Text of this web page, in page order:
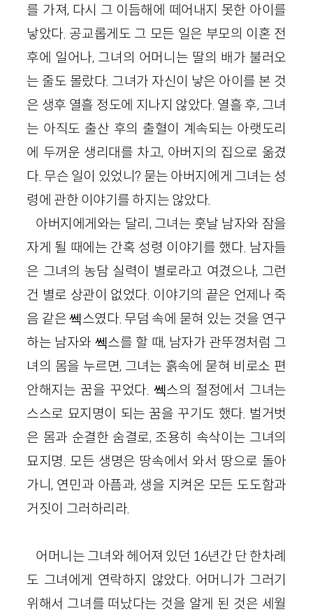
를 가져, 다시 그 이듬해에 떼어내지 못한 아이를
낳았다. 공교롭게도 그 모든 일은 부모의 이혼 전
후에 일어나, 그녀의 어머니는 딸의 배가 불러오
는 줄도 몰랐다. 그녀가 자신이 낳은 아이를 본 것
은 생후 열흘 정도에 지나지 않았다. 열흘 후, 그녀
는 아직도 출산 후의 출혈이 계속되는 아랫도리
에 두꺼운 생리대를 차고, 아버지의 집으로 옮겼
다. 무슨 일이 있었니? 묻는 아버지에게 그녀는 성
령에 관한 이야기를 하지는 않았다.
아버지에게와는 달리, 그녀는 훗날 남자와 잠을
자게 될 때에는 간혹 성령 이야기를 했다. 남자들
은 그녀의 농담 실력이 별로라고 여겼으나, 그런
건 별로 상관이 없었다. 이야기의 끝은 언제나 죽
음 같은 쎅스였다. 무덤 속에 묻혀 있는 것을 연구
하는 남자와 쎅스를 할 때, 남자가 관뚜껑처럼 그
녀의 몸을 누르면, 그녀는 흙속에 묻혀 비로소 편
안해지는 꿈을 꾸었다. 쎅스의 절정에서 그녀는
스스로 묘지명이 되는 꿈을 꾸기도 했다. 벌거벗
은 몸과 순결한 숨결로, 조용히 속삭이는 그녀의
묘지명. 모든 생명은 땅속에서 와서 땅으로 돌아
가니, 연민과 아픔과, 생을 지켜온 모든 도도함과
거짓이 그러하리라.
어머니는 그녀와 헤어져 있던 16년간 단 한차례
도 그녀에게 연락하지 않았다. 어머니가 그러기
위해서 그녀를 떠났다는 것을 알게 된 것은 세월